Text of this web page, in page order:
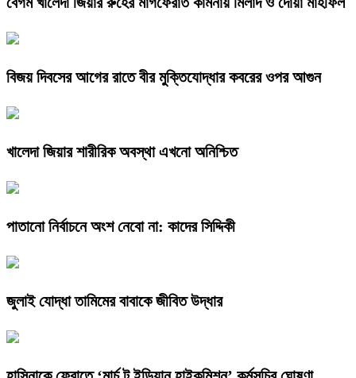
বিজয় দিবসের আগের রাতে বীর মুক্তিযোদ্ধার কবরের ওপর আগুন
খালেদা জিয়ার শারীরিক অবস্থা এখনো অনিশ্চিত
পাতানো নির্বাচনে অংশ নেবো না: কাদের সিদ্দিকী
জুলাই যোদ্ধা তামিমের বাবাকে জীবিত উদ্ধার